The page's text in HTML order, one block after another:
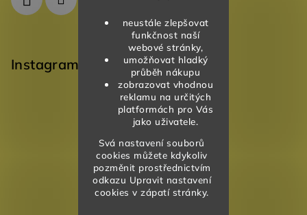
neustále zlepšovat
funkčnost naší
webové stránky,
umožňovat hladký
průběh nákupu
zobrazovat vhodnou
reklamu na určitých
platformách pro Vás
jako uživatele.
Svá nastavení souborů
cookies můžete kdykoliv
pozměnit prostřednictvím
odkazu Upravit nastavení
cookies v zápatí stránky.
Instagram